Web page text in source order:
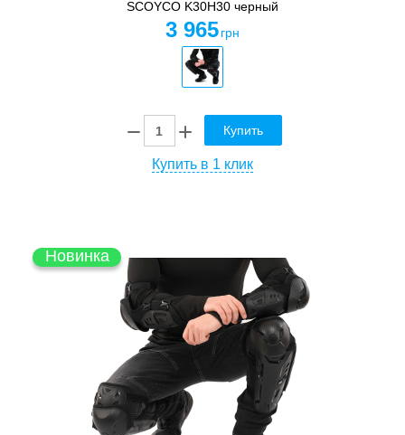
SCOYCO K30H30 черный
3 965 грн
Купить
Купить в 1 клик
Новинка